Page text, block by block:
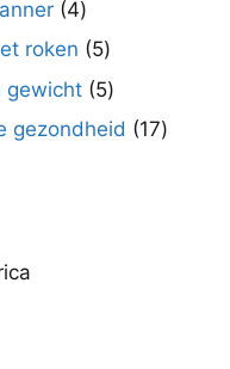
44
producten
roken 55
producten
gewicht 55
producten
gezondheid 1717